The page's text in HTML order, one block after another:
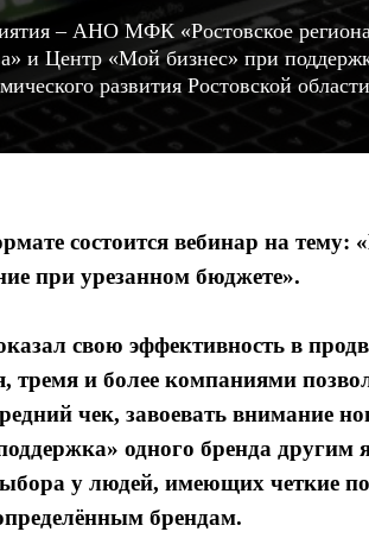
– АНО МФК «Ростовское
и Центр «Мой бизнес» при
развития Ростовской области
состоится вебинар на тему:
при урезанном бюджете».
свою эффективность в
тремя и более компаниями
чек, завоевать внимание
одного бренда
у людей, имеющих четкие
брендам.